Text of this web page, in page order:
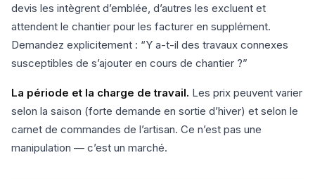
devis les intègrent d’emblée, d’autres les excluent et
attendent le chantier pour les facturer en supplément.
Demandez explicitement : “Y a-t-il des travaux connexes
susceptibles de s’ajouter en cours de chantier ?”
La période et la charge de travail. Les prix peuvent varier
selon la saison (forte demande en sortie d’hiver) et selon le
carnet de commandes de l’artisan. Ce n’est pas une
manipulation — c’est un marché.